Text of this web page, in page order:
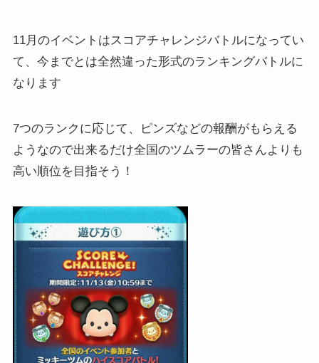
11月のイベントはスコアチャレンジバトルになってい
て、今までとは全然違った形式のランキングバトルに
なります
7つのランクに応じて、ピンズなどの報酬がもらえる
ようなので出来るだけ全国のツムラーの皆さんよりも
高い順位を目指そう！